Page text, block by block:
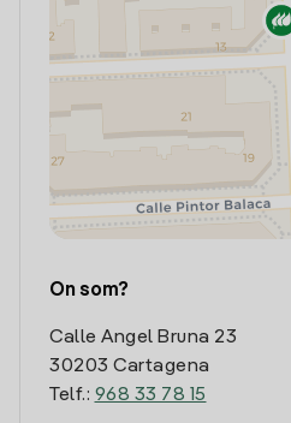
On som?
Calle Angel Bruna 23
30203 Cartagena
Telf.: 968 33 78 15